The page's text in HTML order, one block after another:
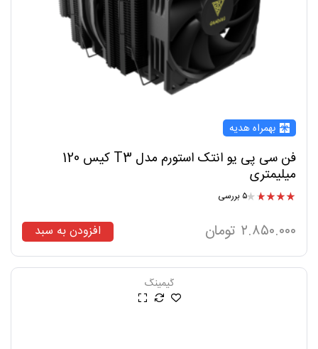
بهمراه هدیه
فن سی پی یو انتک استورم مدل T3 کیس 120
میلیمتری
۵ بررسی
۲.۸۵۰.۰۰۰ تومان افزودن به سبد
گیمینگ